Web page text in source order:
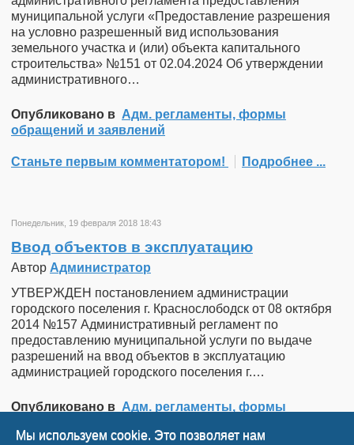
муниципальной услуги «Предоставление разрешения
на условно разрешенный вид использования
земельного участка и (или) объекта капитального
строительства» №151 от 02.04.2024 Об утверждении
административного…
Опубликовано в Адм. регламенты, формы
обращений и заявлений
Станьте первым комментатором! Подробнее ...
Понедельник, 19 февраля 2018 18:43
Ввод объектов в эксплуатацию
Автор Администратор
УТВЕРЖДЕН постановлением администрации
городского поселения г. Краснослободск от 08 октября
2014 №157 Административный регламент по
предоставлению муниципальной услуги по выдаче
разрешений на ввод объектов в эксплуатацию
администрацией городского поселения г.…
Опубликовано в Адм. регламенты, формы
Мы используем cookie. Это позволяет нам